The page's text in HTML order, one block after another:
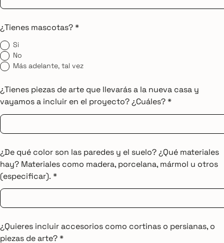
¿Tienes mascotas? *
Si
No
Más adelante, tal vez
¿Tienes piezas de arte que llevarás a la nueva casa y
vayamos a incluir en el proyecto? ¿Cuáles? *
¿De qué color son las paredes y el suelo? ¿Qué materiales
hay? Materiales como madera, porcelana, mármol u otros
(especificar). *
¿Quieres incluir accesorios como cortinas o persianas, o
piezas de arte? *